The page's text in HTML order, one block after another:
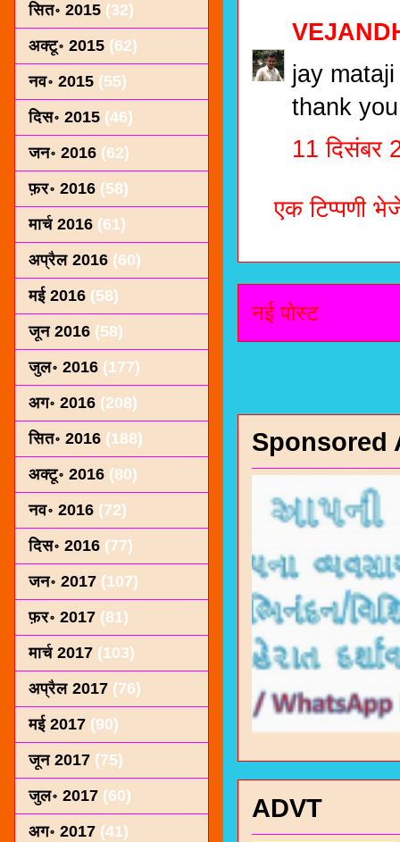
jay
thank
11 दिसंबर
एक टिप्पणी
नई पोस्ट
Sponsored
ADVT
सित॰ 2015 (32)
अक्टू॰ 2015 (62)
नव॰ 2015 (55)
दिस॰ 2015 (46)
जन॰ 2016 (62)
फ़र॰ 2016 (58)
मार्च 2016 (61)
अप्रैल 2016 (60)
मई 2016 (58)
जून 2016 (58)
जुल॰ 2016 (177)
अग॰ 2016 (208)
सित॰ 2016 (188)
अक्टू॰ 2016 (80)
नव॰ 2016 (72)
दिस॰ 2016 (77)
जन॰ 2017 (107)
फ़र॰ 2017 (81)
मार्च 2017 (103)
अप्रैल 2017 (76)
मई 2017 (90)
जून 2017 (75)
जुल॰ 2017 (60)
अग॰ 2017 (41)